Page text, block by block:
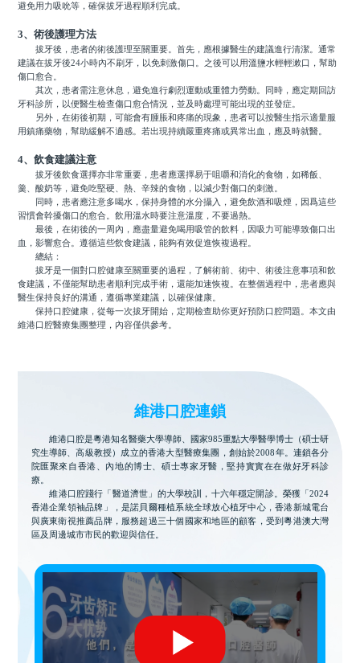
避免用力吸吮等，確保拔牙過程順利完成。
3、術後護理方法
拔牙後，患者的術後護理至關重要。首先，應根據醫生的建議進行清潔。通常
建議在拔牙後24小時內不刷牙，以免刺激傷口。之後可以用溫鹽水輕輕漱口，幫助
傷口愈合。
其次，患者需注意休息，避免進行劇烈運動或重體力勞動。同時，應定期回訪
牙科診所，以便醫生檢查傷口愈合情況，並及時處理可能出現的並發症。
另外，在術後初期，可能會有腫脹和疼痛的現象，患者可以按醫生指示適量服
用鎮痛藥物，幫助緩解不適感。若出現持續嚴重疼痛或異常出血，應及時就醫。
4、飲食建議注意
拔牙後飲食選擇亦非常重要，患者應選擇易于咀嚼和消化的食物，如稀飯、
羹、酸奶等，避免吃堅硬、熱、辛辣的食物，以減少對傷口的刺激。
同時，患者應注意多喝水，保持身體的水分攝入，避免飲酒和吸煙，因爲這些
習慣會幹擾傷口的愈合。飲用溫水時要注意溫度，不要過熱。
最後，在術後的一周內，應盡量避免喝用吸管的飲料，因吸力可能導致傷口出
血，影響愈合。遵循這些飲食建議，能夠有效促進恢複過程。
總結：
拔牙是一個對口腔健康至關重要的過程，了解術前、術中、術後注意事項和飲
食建議，不僅能幫助患者順利完成手術，還能加速恢複。在整個過程中，患者應與
醫生保持良好的溝通，遵循專業建議，以確保健康。
保持口腔健康，從每一次拔牙開始，定期檢查助你更好預防口腔問題。本文由
維港口腔醫療集團整理，內容僅供參考。
維港口腔連鎖
維港口腔是粵港知名醫藥大學導師、國家985重點大學醫學博士（碩士研
究生導師、高級教授）成立的香港大型醫療集團，創始於2008年。連鎖各分
院匯聚來自香港、內地的博士、碩士專家牙醫，堅持實實在在做好牙科診
療。
維港口腔踐行「醫道濟世」的大學校訓，十六年穩定開診。榮獲「2024
香港企業領袖品牌」，是諾貝爾種植系統全球放心植牙中心，香港新城電台
與廣東衛視推薦品牌，服務超過三十個國家和地區的顧客，受到粵港澳大灣
區及周邊城市市民的歡迎與信任。